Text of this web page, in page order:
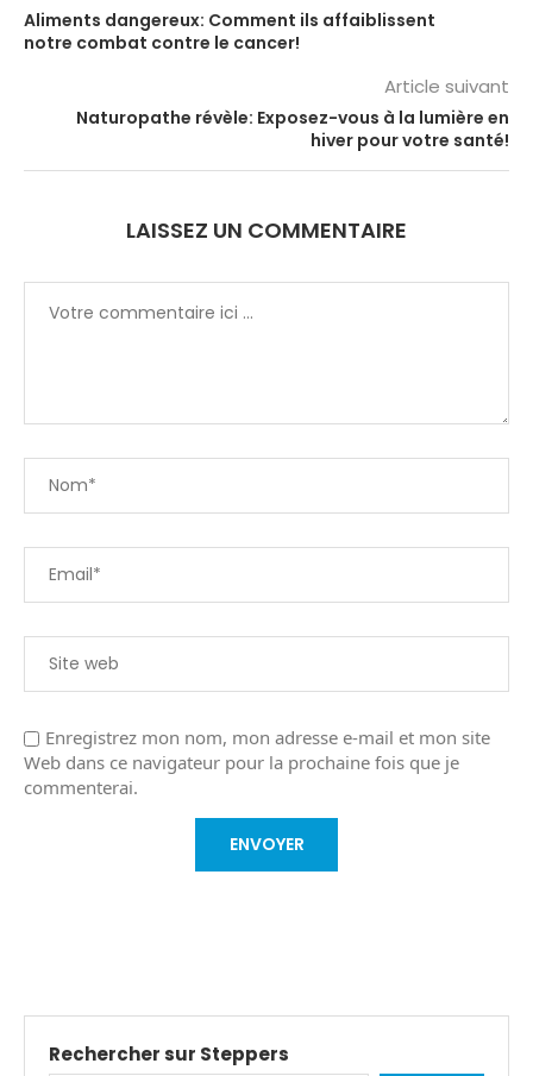
Aliments dangereux: Comment ils affaiblissent
notre combat contre le cancer!
Article suivant
Naturopathe révèle: Exposez-vous à la lumière en
hiver pour votre santé!
LAISSEZ UN COMMENTAIRE
Enregistrez mon nom, mon adresse e-mail et mon site
Web dans ce navigateur pour la prochaine fois que je
commenterai.
Rechercher sur Steppers